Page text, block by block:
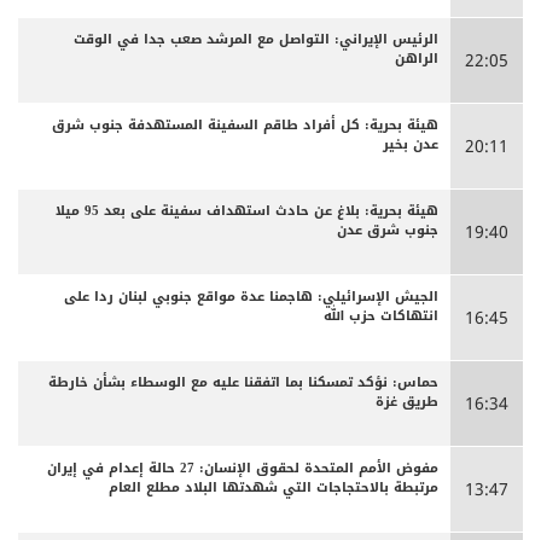
22:05
الرئيس الإيراني: التواصل مع المرشد صعب جدا في الوقت
الراهن
20:11
هيئة بحرية: كل أفراد طاقم السفينة المستهدفة جنوب شرق
عدن بخير
19:40
هيئة بحرية: بلاغ عن حادث استهداف سفينة على بعد 95 ميلا
جنوب شرق عدن
16:45
الجيش الإسرائيلي: هاجمنا عدة مواقع جنوبي لبنان ردا على
انتهاكات حزب الله
16:34
حماس: نؤكد تمسكنا بما اتفقنا عليه مع الوسطاء بشأن خارطة
طريق غزة
13:47
مفوض الأمم المتحدة لحقوق الإنسان: 27 حالة إعدام في إيران
مرتبطة بالاحتجاجات التي شهدتها البلاد مطلع العام